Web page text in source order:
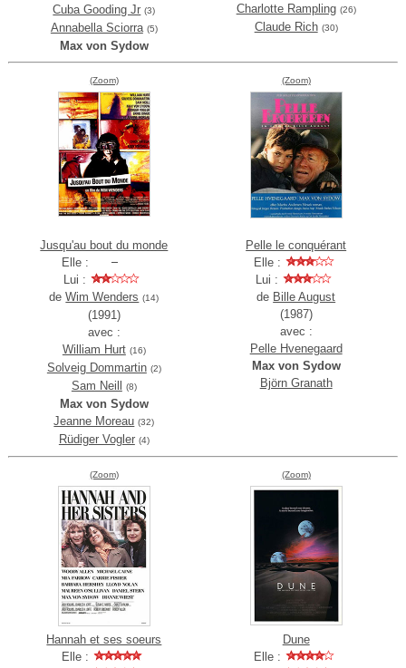
Cuba Gooding Jr (3)
Annabella Sciorra (5)
Max von Sydow
Charlotte Rampling (26)
Claude Rich (30)
(Zoom)
Jusqu'au bout du monde
Elle :
Lui :
deWim Wenders (14)
(1991)
avec :
William Hurt (16)
Solveig Dommartin (2)
Sam Neill (8)
Max von Sydow
Jeanne Moreau (32)
Rüdiger Vogler (4)
(Zoom)
Pelle le conquérant
Elle :
Lui :
de Bille August
(1987)
avec :
Pelle Hvenegaard
Max von Sydow
Björn Granath
(Zoom)
Hannah et ses soeurs
Elle :
(Zoom)
Dune
Elle :